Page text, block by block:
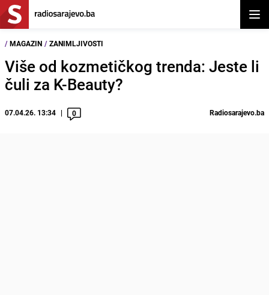
/ MAGAZIN / ZANIMLJIVOSTI
Više od kozmetičkog trenda: Jeste li
čuli za K-Beauty?
07.04.26. 13:34 0 Radiosarajevo.ba